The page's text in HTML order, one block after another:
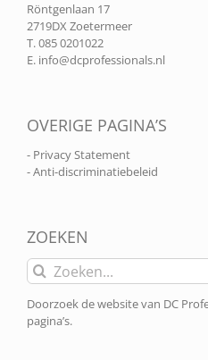
Röntgenlaan 17
2719DX Zoetermeer
T. 085 0201022
E. info@dcprofessionals.nl
OVERIGE PAGINA’S
- Privacy Statement
- Anti-discriminatiebeleid
ZOEKEN
Zoeken
naar:
Doorzoek de website van DC
pagina’s.